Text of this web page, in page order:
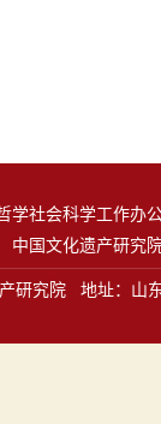
学社会科学工作办
中国文化遗产研究
研究院 地址：山